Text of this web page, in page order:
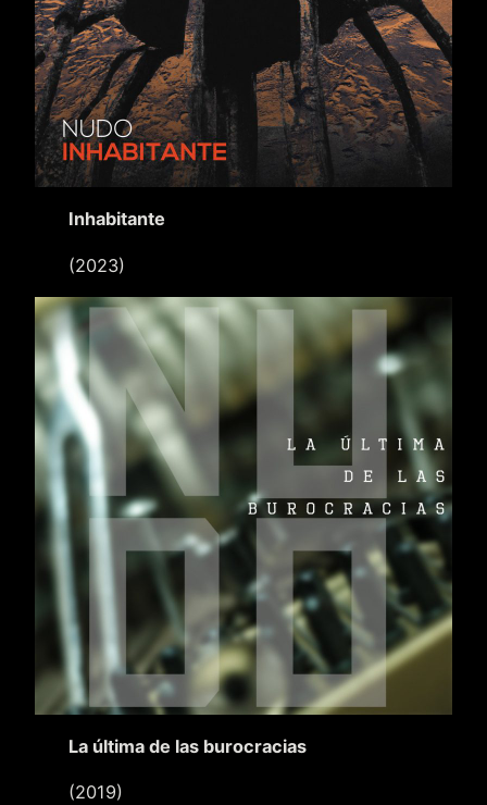
Inhabitante
(2023)
La última de las burocracias
(2019)